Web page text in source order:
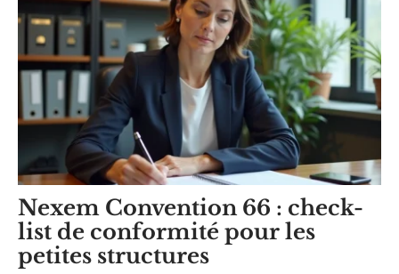
Nexem Convention 66 : check-
list de conformité pour les
petites structures